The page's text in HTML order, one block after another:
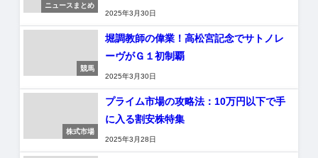
ニュースまとめ
2025年3月30日
競馬
堀調教師の偉業！高松宮記念でサトノレ
ーヴがＧ１初制覇
2025年3月30日
株式市場
プライム市場の攻略法：10万円以下で手
に入る割安株特集
2025年3月28日